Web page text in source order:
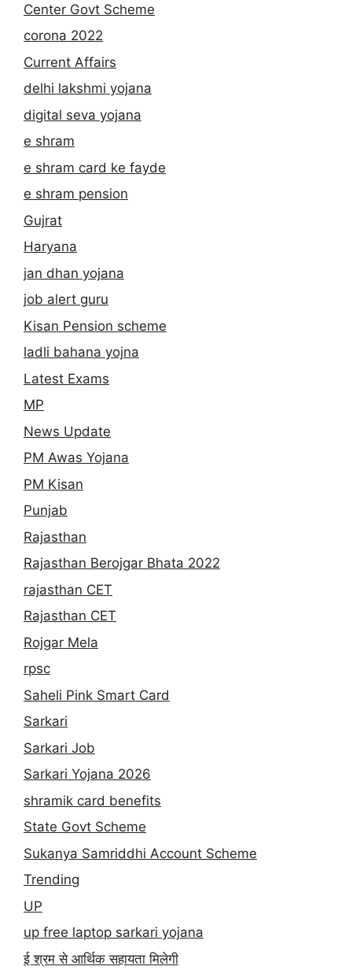
Center Govt Scheme
corona 2022
Current Affairs
delhi lakshmi yojana
digital seva yojana
e shram
e shram card ke fayde
e shram pension
Gujrat
Haryana
jan dhan yojana
job alert guru
Kisan Pension scheme
ladli bahana yojna
Latest Exams
MP
News Update
PM Awas Yojana
PM Kisan
Punjab
Rajasthan
Rajasthan Berojgar Bhata 2022
rajasthan CET
Rajasthan CET
Rojgar Mela
rpsc
Saheli Pink Smart Card
Sarkari
Sarkari Job
Sarkari Yojana 2026
shramik card benefits
State Govt Scheme
Sukanya Samriddhi Account Scheme
Trending
UP
up free laptop sarkari yojana
ई श्रम से आर्थिक सहायता मिलेगी